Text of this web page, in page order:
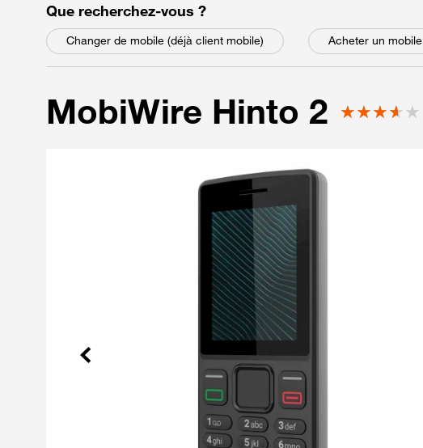
Que recherchez-vous parmi les choix suivants
?
Changer de mobile (déjà client mobile) Acheter un mobile
MobiWire Hinto 2
Précédent